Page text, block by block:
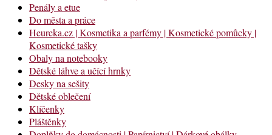
Penály a etue
Do města a práce
Heureka.cz | Kosmetika a parfémy | Kosmetické pomůcky |
Kosmetické tašky
Obaly na notebooky
Dětské láhve a učící hrnky
Desky na sešity
Dětské oblečení
Klíčenky
Pláštěnky